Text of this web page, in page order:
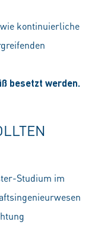
kontinuierliche
besetzt werden.
Studium im